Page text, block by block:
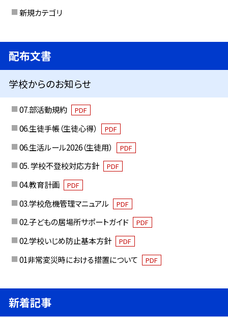
新規カテゴリ
配布文書
学校からのお知らせ
07.部活動規約 PDF
06.生徒手帳（生徒心得） PDF
06.生活ルール2026（生徒用） PDF
05. 学校不登校対応方針 PDF
04.教育計画 PDF
03.学校危機管理マニュアル PDF
02.子どもの居場所サポートガイド PDF
02.学校いじめ防止基本方針 PDF
01非常変災時における措置について PDF
新着記事